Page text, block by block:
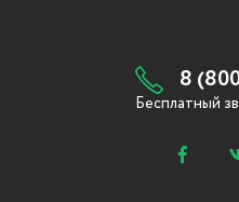
8
Бесплатный